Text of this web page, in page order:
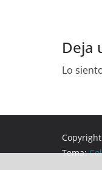
Deja
Lo
Tema: